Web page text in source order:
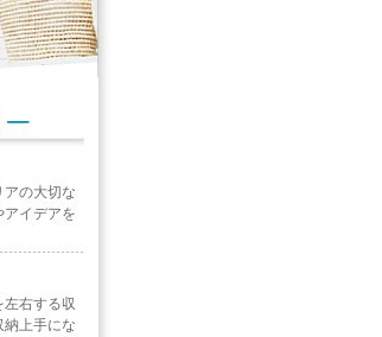
アの大切な
アイデアを
左右する収
納上手にな